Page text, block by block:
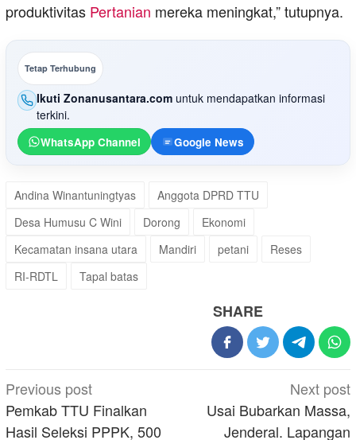
produktivitas Pertanian mereka meningkat,” tutupnya.
Tetap Terhubung
Ikuti Zonanusantara.com untuk mendapatkan informasi
terkini.
WhatsApp Channel Google News
Andina Winantuningtyas
Anggota DPRD TTU
Desa Humusu C Wini
Dorong
Ekonomi
Kecamatan insana utara
Mandiri petani
Reses
RI-RDTL
Tapal batas
SHARE
Post
navigation
Previous post
Pemkab TTU Finalkan
Hasil Seleksi PPPK, 500
Next post
Usai Bubarkan Massa,
Jenderal. Lapangan